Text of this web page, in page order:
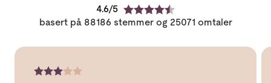
4.6
K
a
basert på 88186 stemmer og 25071 omtaler
K
O